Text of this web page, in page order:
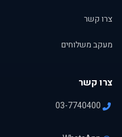
צרו קשר
מעקב משלוחים
צרו קשר
03-7740400